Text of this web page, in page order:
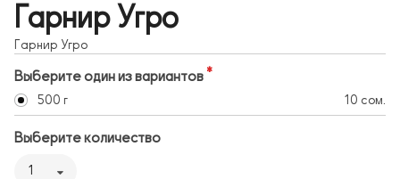
Гарнир Угро
Гарнир Угро
Выберите один из вариантов
500 г 10 сом.
Выберите количество
1